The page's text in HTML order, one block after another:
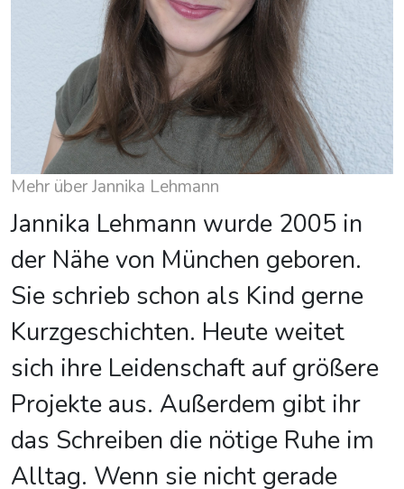
Mehr über Jannika Lehmann
Jannika Lehmann wurde 2005 in
der Nähe von München geboren.
Sie schrieb schon als Kind gerne
Kurzgeschichten. Heute weitet
sich ihre Leidenschaft auf größere
Projekte aus. Außerdem gibt ihr
das Schreiben die nötige Ruhe im
Alltag. Wenn sie nicht gerade